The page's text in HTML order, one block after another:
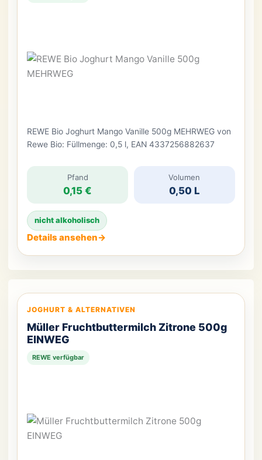
REWE Bio Joghurt Mango Vanille 500g MEHRWEG von
Rewe Bio: Füllmenge: 0,5 l, EAN 4337256882637
Pfand
0,15 €
Volumen
0,50 L
nicht alkoholisch
Details ansehen→
JOGHURT & ALTERNATIVEN
Müller Fruchtbuttermilch Zitrone 500g
EINWEG
REWE verfügbar